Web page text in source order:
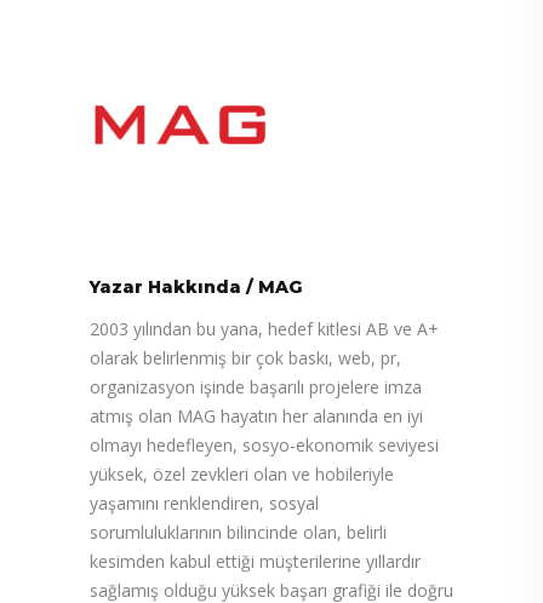
Yazar Hakkında / MAG
2003 yılından bu yana, hedef kitlesi AB ve A+
olarak belirlenmiş bir çok baskı, web, pr,
organizasyon işinde başarılı projelere imza
atmış olan MAG hayatın her alanında en iyi
olmayı hedefleyen, sosyo-ekonomik seviyesi
yüksek, özel zevkleri olan ve hobileriyle
yaşamını renklendiren, sosyal
sorumluluklarının bilincinde olan, belirli
kesimden kabul ettiği müşterilerine yıllardır
sağlamış olduğu yüksek başarı grafiği ile doğru